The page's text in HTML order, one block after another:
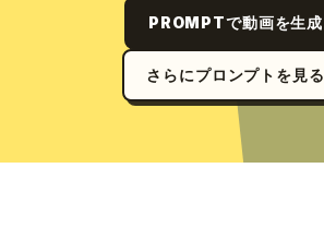
PROMPTで動画を生成
さらにプロンプトを見る